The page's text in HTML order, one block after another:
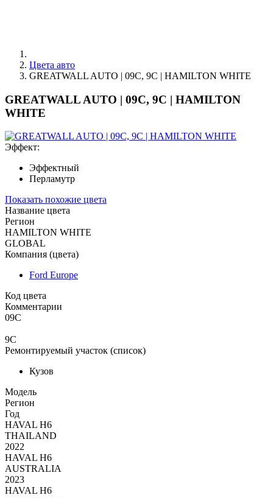
Цвета авто
GREATWALL AUTO | 09C, 9C | HAMILTON WHITE
GREATWALL AUTO | 09C, 9C | HAMILTON
WHITE
Эффект:
Эффектный
Перламутр
Показать похожие цвета
Название цвета
Регион
HAMILTON WHITE
GLOBAL
Компания (цвета)
Ford Europe
Код цвета
Комментарии
09C
9C
Ремонтируемый участок (список)
Кузов
Moдель
Регион
Год
HAVAL H6
THAILAND
2022
HAVAL H6
AUSTRALIA
2023
HAVAL H6